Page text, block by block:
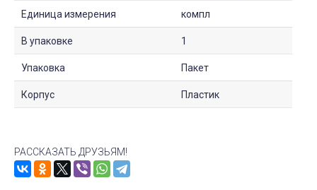
Единица измерения компл
В упаковке 1
Упаковка Пакет
Корпус Пластик
РАССКАЗАТЬ ДРУЗЬЯМ!